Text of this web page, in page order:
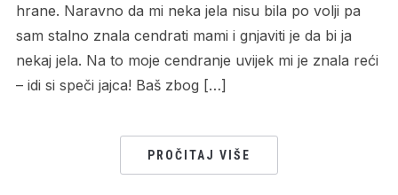
hrane. Naravno da mi neka jela nisu bila po volji pa
sam stalno znala cendrati mami i gnjaviti je da bi ja
nekaj jela. Na to moje cendranje uvijek mi je znala reći
– idi si speči jajca! Baš zbog […]
PROČITAJ VIŠE